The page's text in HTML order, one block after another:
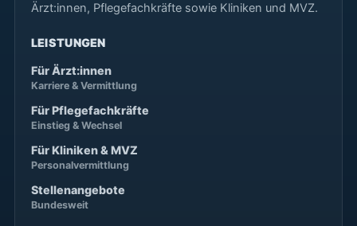
Ärzt:innen, Pflegefachkräfte sowie Kliniken und MVZ.
LEISTUNGEN
Für Ärzt:innen
Karriere & Vermittlung
Für Pflegefachkräfte
Einstieg & Wechsel
Für Kliniken & MVZ
Personalvermittlung
Stellenangebote
Bundesweit